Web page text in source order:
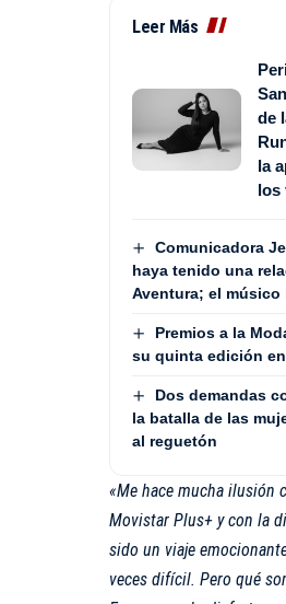
Leer Más
de
la
los
Comunicadora
haya tenido una
Aventura; el
Premios a la
su quinta edición
Dos demandas
la batalla de las
al reguetón
«Me hace mucha ilusión
Movistar Plus+ y con la
sido un viaje
veces difícil. Pero qué